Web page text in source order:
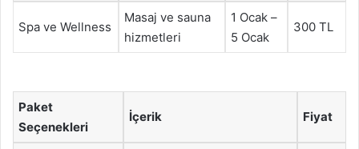
Spa ve Wellness
Masaj ve sauna
hizmetleri
1 Ocak –
5 Ocak
300 TL
Paket
Seçenekleri
İçerik Fiyat